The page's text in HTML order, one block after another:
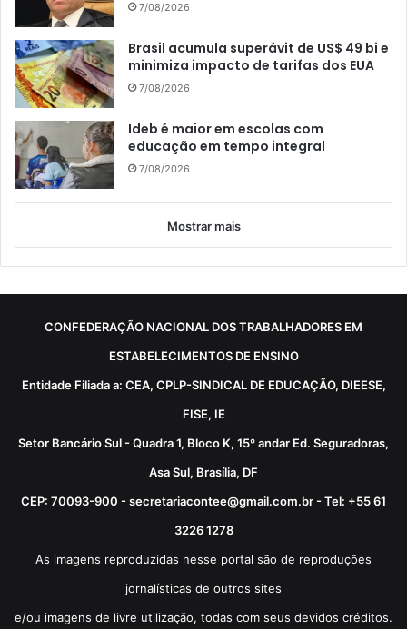
7/08/2026
Brasil acumula superávit de US$ 49 bi e
minimiza impacto de tarifas dos EUA
7/08/2026
Ideb é maior em escolas com
educação em tempo integral
7/08/2026
Mostrar mais
CONFEDERAÇÃO NACIONAL DOS TRABALHADORES EM
ESTABELECIMENTOS DE ENSINO
Entidade Filiada a: CEA, CPLP-SINDICAL DE EDUCAÇÃO, DIEESE,
FISE, IE
Setor Bancário Sul - Quadra 1, Bloco K, 15º andar Ed. Seguradoras,
Asa Sul, Brasília, DF
CEP: 70093-900 - secretariacontee@gmail.com.br - Tel: +55 61
3226 1278
As imagens reproduzidas nesse portal são de reproduções
jornalísticas de outros sites
e/ou imagens de livre utilização, todas com seus devidos créditos.